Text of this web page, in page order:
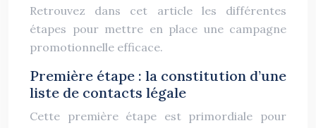
Retrouvez dans cet article les différentes
étapes pour mettre en place une campagne
promotionnelle efficace.
Première étape : la constitution d’une
liste de contacts légale
Cette première étape est primordiale pour